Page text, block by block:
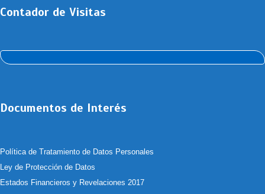
Contador de Visitas
Documentos de Interés
Política de Tratamiento de Datos Personales
Ley de Protección de Datos
Estados Financieros y Revelaciones 2017